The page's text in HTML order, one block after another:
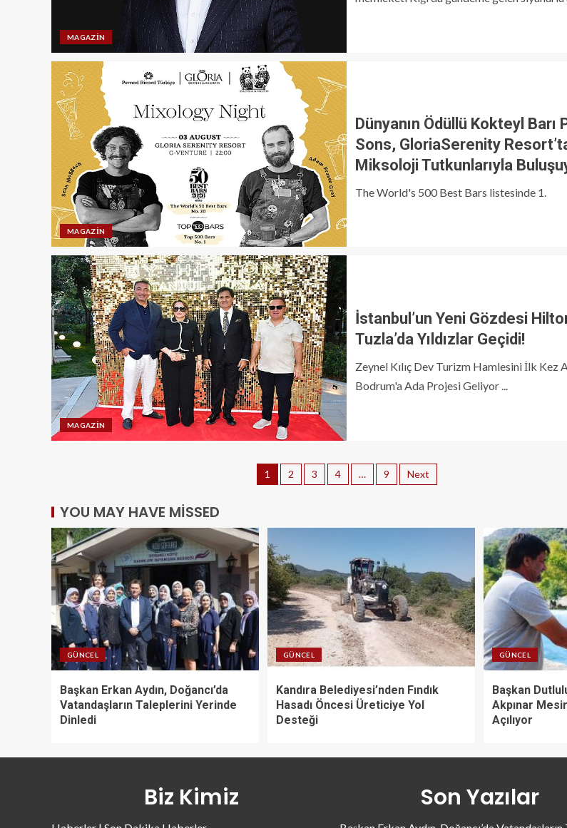
MAGAZIN
MAGAZIN
Dünyanın Ödüllü Kokteyl Barı
Sons, GloriaSerenity
Miksoloji Tutkunlarıyla
The World's 500 Best Bars listesinde 1.
MAGAZIN
İstanbul’un Yeni Gözdesi
Tuzla’da Yıldızlar Geçidi!
Zeynel Kılıç Dev Turizm Hamlesini İlk Kez
Bodrum'a Ada Projesi Geliyor ...
1 2 3 4 … 9 Next
YOU MAY HAVE MISSED
GÜNCEL
Başkan Erkan Aydın, Doğancı’da
Vatandaşların Taleplerini Yerinde
Dinledi
GÜNCEL
Kandıra Belediyesi’nden Fındık
Hasadı Öncesi Üreticiye Yol
Desteği
GÜNCEL
Başkan
Akpınar
Açılıyor
Biz Kimiz Son Yazılar